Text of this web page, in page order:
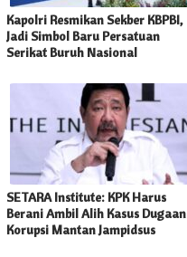
Kapolri Resmikan Sekber KBPBI,
Jadi Simbol Baru Persatuan
Serikat Buruh Nasional
SETARA Institute: KPK Harus
Berani Ambil Alih Kasus Dugaan
Korupsi Mantan Jampidsus